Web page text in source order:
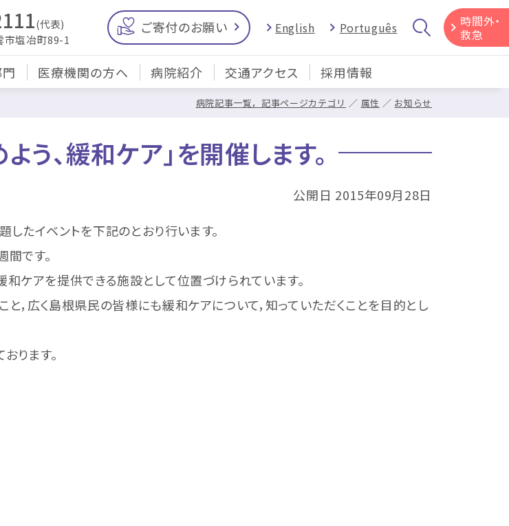
(代表)
市塩冶町89-1
ご寄付のお願い English Português
時間外・
救急
医療機関の方へ 病院紹介 交通アクセス 採用情報
病院記事一覧，記事ページカテゴリ 属性 お知らせ
、緩和ケア」を開催します。
公開日 2015年09月28日
したイベントを下記のとおり行います。
間です。
ケアを提供できる施設として位置づけられています。
，広く島根県民の皆様にも緩和ケアについて，知っていただくことを目的とし
ります。